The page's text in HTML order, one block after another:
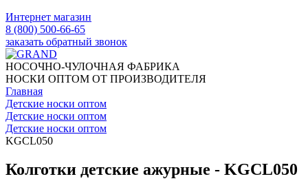
Интернет магазин
8 (800) 500-66-65
заказать обратный звонок
НОСОЧНО-ЧУЛОЧНАЯ ФАБРИКА
НОСКИ ОПТОМ ОТ ПРОИЗВОДИТЕЛЯ
Главная
Детские носки оптом
Детские носки оптом
Детские носки оптом
KGCL050
Колготки детские ажурные - KGCL050